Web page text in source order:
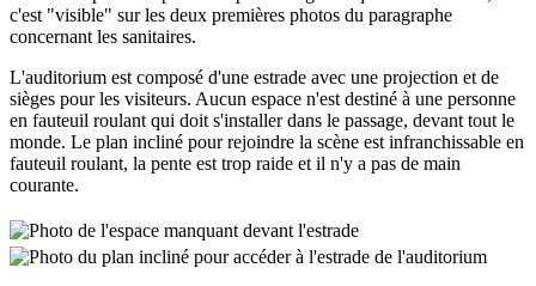
c'est "visible" sur les deux premières photos du paragraphe
concernant les sanitaires.
L'auditorium est composé d'une estrade avec une projection et de
sièges pour les visiteurs. Aucun espace n'est destiné à une personne
en fauteuil roulant qui doit s'installer dans le passage, devant tout le
monde. Le plan incliné pour rejoindre la scène est infranchissable en
fauteuil roulant, la pente est trop raide et il n'y a pas de main
courante.